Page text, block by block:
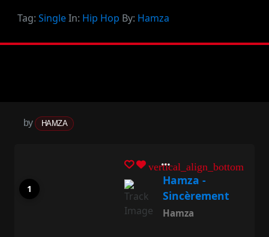
Tag: SingleIn: Hip Hop By: Hamza
by HAMZA
vertical_align_bottom
Hamza -
Sincèrement
Hamza